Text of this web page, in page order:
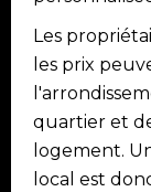
Les
les prix
quartier et
logement.
local est